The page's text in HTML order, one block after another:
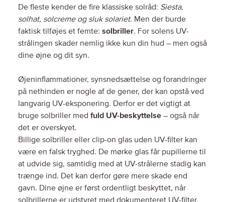
De fleste kender de fire klassiske solråd: Siesta,
solhat, solcreme og sluk solariet. Men der burde
faktisk tilføjes et femte: solbriller. For solens UV-
strålingen skader nemlig ikke kun din hud – men også
dine øjne og dit syn.
Øjeninflammationer, synsnedsættelse og forandringer
på nethinden er nogle af de gener, der kan opstå ved
langvarig UV-eksponering. Derfor er det vigtigt at
bruge solbriller med fuld UV-beskyttelse – også når
det er overskyet.
Billige solbriller eller clip-on glas uden UV-filter kan
være en falsk tryghed. De mørke glas får pupillerne til
at udvide sig, samtidig med at UV-strålerne stadig kan
trænge ind. Det kan derfor gøre mere skade end
gavn. Dine øjne er først ordentligt beskyttet, når
solbrillerne er udstyret med dokumenteret UV-filter.